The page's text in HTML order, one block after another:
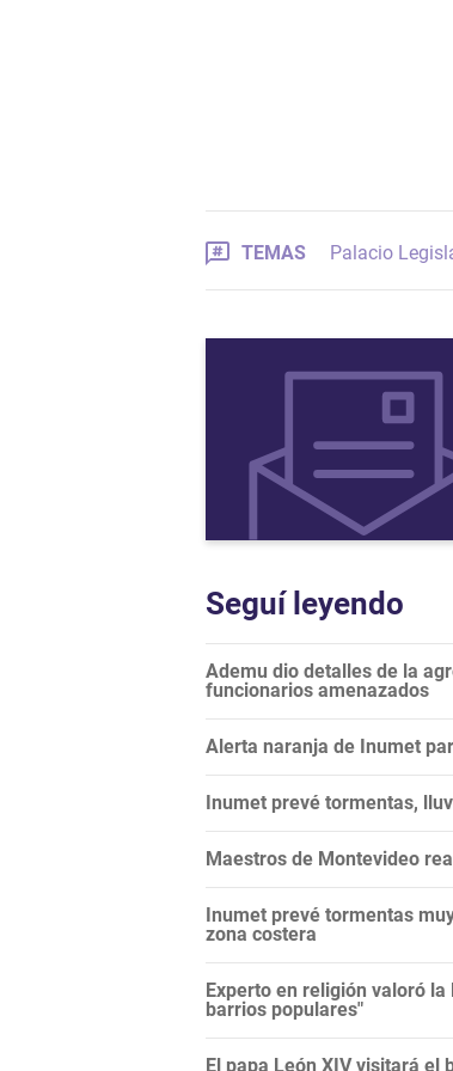
TEMAS Palacio
Seguí leyendo
Ademu dio detalles de la
funcionarios amenazados
Alerta naranja de Inumet
Inumet prevé tormentas,
Maestros de Montevideo
Inumet prevé tormentas
zona costera
Experto en religión valoró
barrios populares"
El papa León XIV visitará